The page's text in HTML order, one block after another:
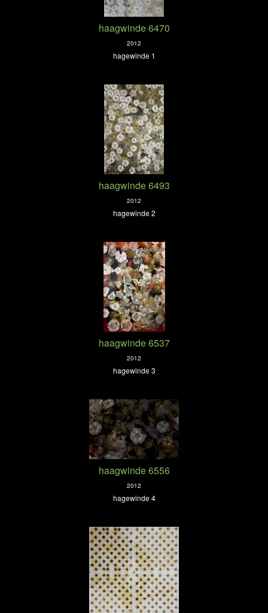
haagwinde 6470
2012
hagewinde 1
haagwinde 6493
2012
hagewinde 2
haagwinde 6537
2012
hagewinde 3
haagwinde 6556
2012
hagewinde 4